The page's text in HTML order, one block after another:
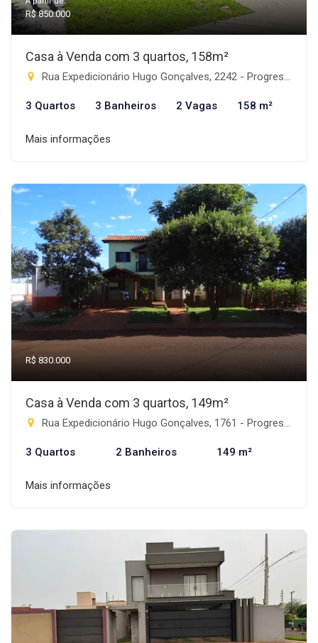
R$ 850.000
Casa à Venda com 3 quartos, 158m²
Rua Expedicionário Hugo Gonçalves, 2242 - Progresso, Rio Brilhante-MS
3 Quartos 3 Banheiros 2 Vagas 158 m²
Mais informações
R$ 830.000
Casa à Venda com 3 quartos, 149m²
Rua Expedicionário Hugo Gonçalves, 1761 - Progresso, Rio Brilhante-MS
3 Quartos 2 Banheiros 149 m²
Mais informações